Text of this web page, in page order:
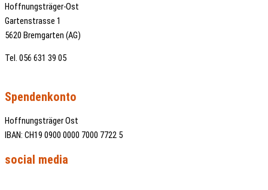
Hoffnungsträger-Ost
Gartenstrasse 1
5620 Bremgarten (AG)
Tel. 056 631 39 05
Spendenkonto
Hoffnungsträger Ost
IBAN: CH19 0900 0000 7000 7722 5
social media